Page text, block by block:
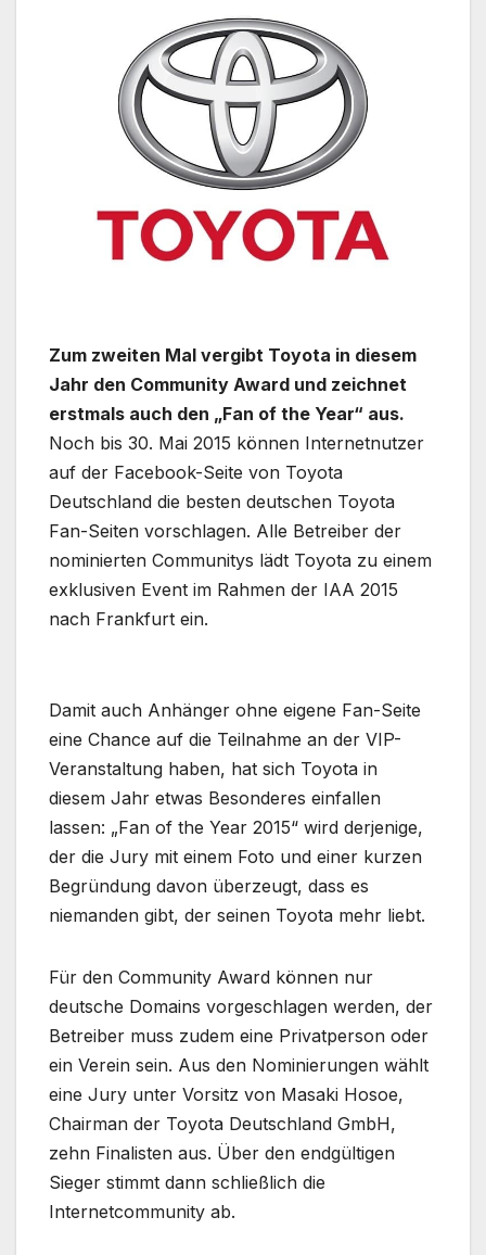
Zum zweiten Mal vergibt Toyota in diesem
Jahr den Community Award und zeichnet
erstmals auch den „Fan of the Year“ aus.
Noch bis 30. Mai 2015 können Internetnutzer
auf der Facebook-Seite von Toyota
Deutschland die besten deutschen Toyota
Fan-Seiten vorschlagen. Alle Betreiber der
nominierten Communitys lädt Toyota zu einem
exklusiven Event im Rahmen der IAA 2015
nach Frankfurt ein.
Damit auch Anhänger ohne eigene Fan-Seite
eine Chance auf die Teilnahme an der VIP-
Veranstaltung haben, hat sich Toyota in
diesem Jahr etwas Besonderes einfallen
lassen: „Fan of the Year 2015“ wird derjenige,
der die Jury mit einem Foto und einer kurzen
Begründung davon überzeugt, dass es
niemanden gibt, der seinen Toyota mehr liebt.
Für den Community Award können nur
deutsche Domains vorgeschlagen werden, der
Betreiber muss zudem eine Privatperson oder
ein Verein sein. Aus den Nominierungen wählt
eine Jury unter Vorsitz von Masaki Hosoe,
Chairman der Toyota Deutschland GmbH,
zehn Finalisten aus. Über den endgültigen
Sieger stimmt dann schließlich die
Internetcommunity ab.